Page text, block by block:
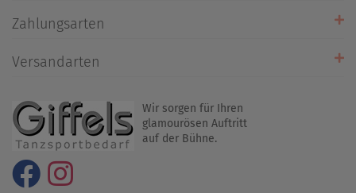
Rückrufservice
Umtausch/Rücksendung
Zahlungsarten
Versandarten
Wir sorgen für Ihren
glamourösen Auftritt
auf der Bühne.